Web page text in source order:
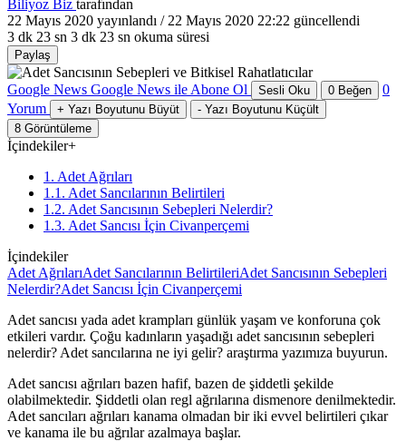
Biliyoz Biz tarafından
22 Mayıs 2020 yayınlandı / 22 Mayıs 2020 22:22 güncellendi
3 dk 23 sn 3 dk 23 sn okuma süresi
Paylaş
Google News Google News ile Abone Ol Sesli Oku 0 Beğen
0
Yorum
+ Yazı Boyutunu Büyüt - Yazı Boyutunu Küçült
8 Görüntüleme
İçindekiler+
1. Adet Ağrıları
1.1. Adet Sancılarının Belirtileri
1.2. Adet Sancısının Sebepleri Nelerdir?
1.3. Adet Sancısı İçin Civanperçemi
İçindekiler
Adet AğrılarıAdet Sancılarının BelirtileriAdet Sancısının Sebepleri
Nelerdir?Adet Sancısı İçin Civanperçemi
Adet sancısı yada adet krampları günlük yaşam ve konforuna çok
etkileri vardır. Çoğu kadınların yaşadığı adet sancısının sebepleri
nelerdir? Adet sancılarına ne iyi gelir? araştırma yazımıza buyurun.
Adet sancısı ağrıları bazen hafif, bazen de şiddetli şekilde
olabilmektedir. Şiddetli olan regl ağrılarına dismenore denilmektedir.
Adet sancıları ağrıları kanama olmadan bir iki evvel belirtileri çıkar
ve kanama ile bu ağrılar azalmaya başlar.